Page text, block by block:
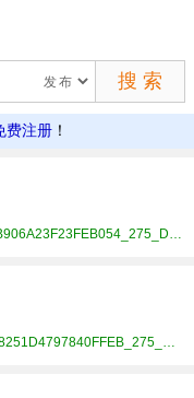
费注册 ！
http://www.ftourcn.com/sf_6329A19C43A44106B906A23F23FEB054_275_D51567E4803.html
http://www.ftourcn.com/sf_9CA790A60CF640A18251D4797840FFEB_275_D51567E4803.html